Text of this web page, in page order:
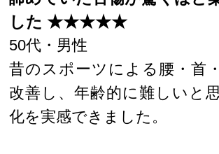
した ★★★★★
50代・男性
昔のスポーツによる腰・首
改善し、年齢的に難しいと
化を実感できました。